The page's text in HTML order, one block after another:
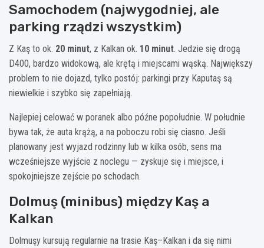
Samochodem (najwygodniej, ale
parking rządzi wszystkim)
Z Kaş to ok. 20 minut, z Kalkan ok. 10 minut. Jedzie się drogą
D400, bardzo widokową, ale krętą i miejscami wąską. Największy
problem to nie dojazd, tylko postój: parkingi przy Kaputaş są
niewielkie i szybko się zapełniają.
Najlepiej celować w poranek albo późne popołudnie. W południe
bywa tak, że auta krążą, a na poboczu robi się ciasno. Jeśli
planowany jest wyjazd rodzinny lub w kilka osób, sens ma
wcześniejsze wyjście z noclegu — zyskuje się i miejsce, i
spokojniejsze zejście po schodach.
Dolmuş (minibus) między Kaş a
Kalkan
Dolmuşy kursują regularnie na trasie Kaş–Kalkan i da się nimi